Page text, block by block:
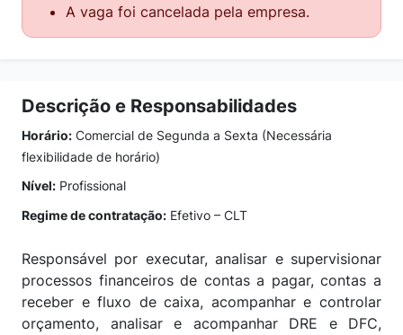
A vaga foi cancelada pela empresa.
Descrição e Responsabilidades
Horário: Comercial de Segunda a Sexta (Necessária
flexibilidade de horário)
Nível: Profissional
Regime de contratação: Efetivo – CLT
Responsável por executar, analisar e supervisionar
processos financeiros de contas a pagar, contas a
receber e fluxo de caixa, acompanhar e controlar
orçamento, analisar e acompanhar DRE e DFC,